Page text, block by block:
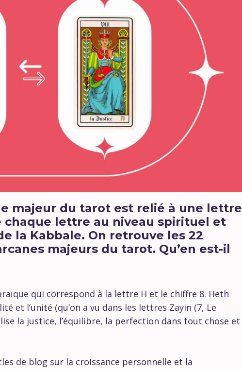
majeur du tarot est relié à une lettre
chaque lettre au niveau spirituel et
la Kabbale. On retrouve les 22
majeurs du tarot. Qu’en est-il
qui correspond à la lettre H et le chiffre 8. Heth
et l’unité (qu’on a vu dans les lettres Zayin (7, Le
la justice, l’équilibre, la perfection dans tout chose et
de blog sur la croissance personnelle et la